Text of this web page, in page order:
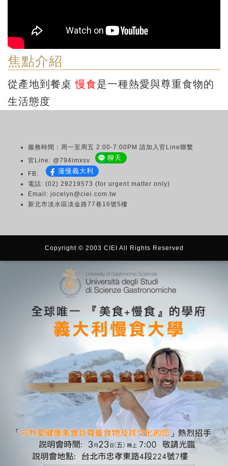
焦點介紹
從產地到餐桌慢食是一種熱愛與尊重食物的
生活態度
服務時間：周一至周五 2:00-7:00PM 請加入官Line聯繫
官Line: @794imxsv
聊天
FB: 漫慢義大利
電話: (02) 29219573 (for urgent matter only)
Email: jocelyn@ciei.com.tw
新北市淡水區淡金路77巷16號5樓
Copyright © 2003 CIEI All Rights Reserved